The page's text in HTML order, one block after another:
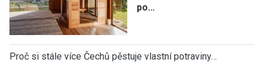
po…
Proč si stále více Čechů pěstuje vlastní potraviny…